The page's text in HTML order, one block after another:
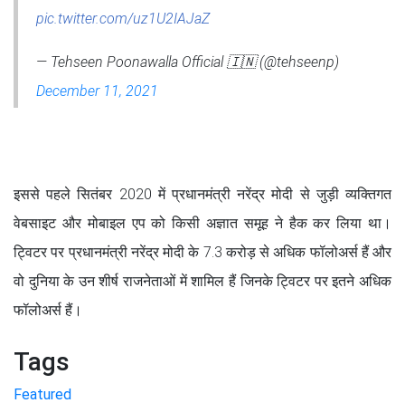
pic.twitter.com/uz1U2IAJaZ
— Tehseen Poonawalla Official 🇮🇳 (@tehseenp)
December 11, 2021
इससे पहले सितंबर 2020 में प्रधानमंत्री नरेंद्र मोदी से जुड़ी व्यक्तिगत
वेबसाइट और मोबाइल एप को किसी अज्ञात समूह ने हैक कर लिया था।
ट्विटर पर प्रधानमंत्री नरेंद्र मोदी के 7.3 करोड़ से अधिक फॉलोअर्स हैं और
वो दुनिया के उन शीर्ष राजनेताओं में शामिल हैं जिनके ट्विटर पर इतने अधिक
फॉलोअर्स हैं।
Tags
Featured